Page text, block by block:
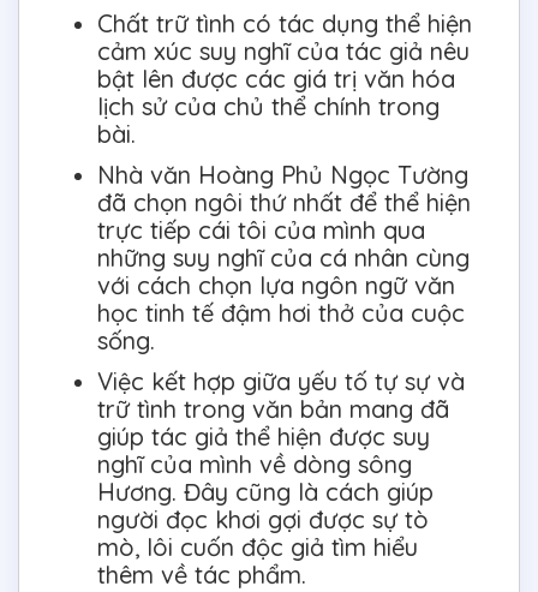
Chất trữ tình có tác dụng thể hiện
cảm xúc suy nghĩ của tác giả nêu
bật lên được các giá trị văn hóa
lịch sử của chủ thể chính trong
bài.
Nhà văn Hoàng Phủ Ngọc Tường
đã chọn ngôi thứ nhất để thể hiện
trực tiếp cái tôi của mình qua
những suy nghĩ của cá nhân cùng
với cách chọn lựa ngôn ngữ văn
học tinh tế đậm hơi thở của cuộc
sống.
Việc kết hợp giữa yếu tố tự sự và
trữ tình trong văn bản mang đã
giúp tác giả thể hiện được suy
nghĩ của mình về dòng sông
Hương. Đây cũng là cách giúp
người đọc khơi gợi được sự tò
mò, lôi cuốn độc giả tìm hiểu
thêm về tác phẩm.